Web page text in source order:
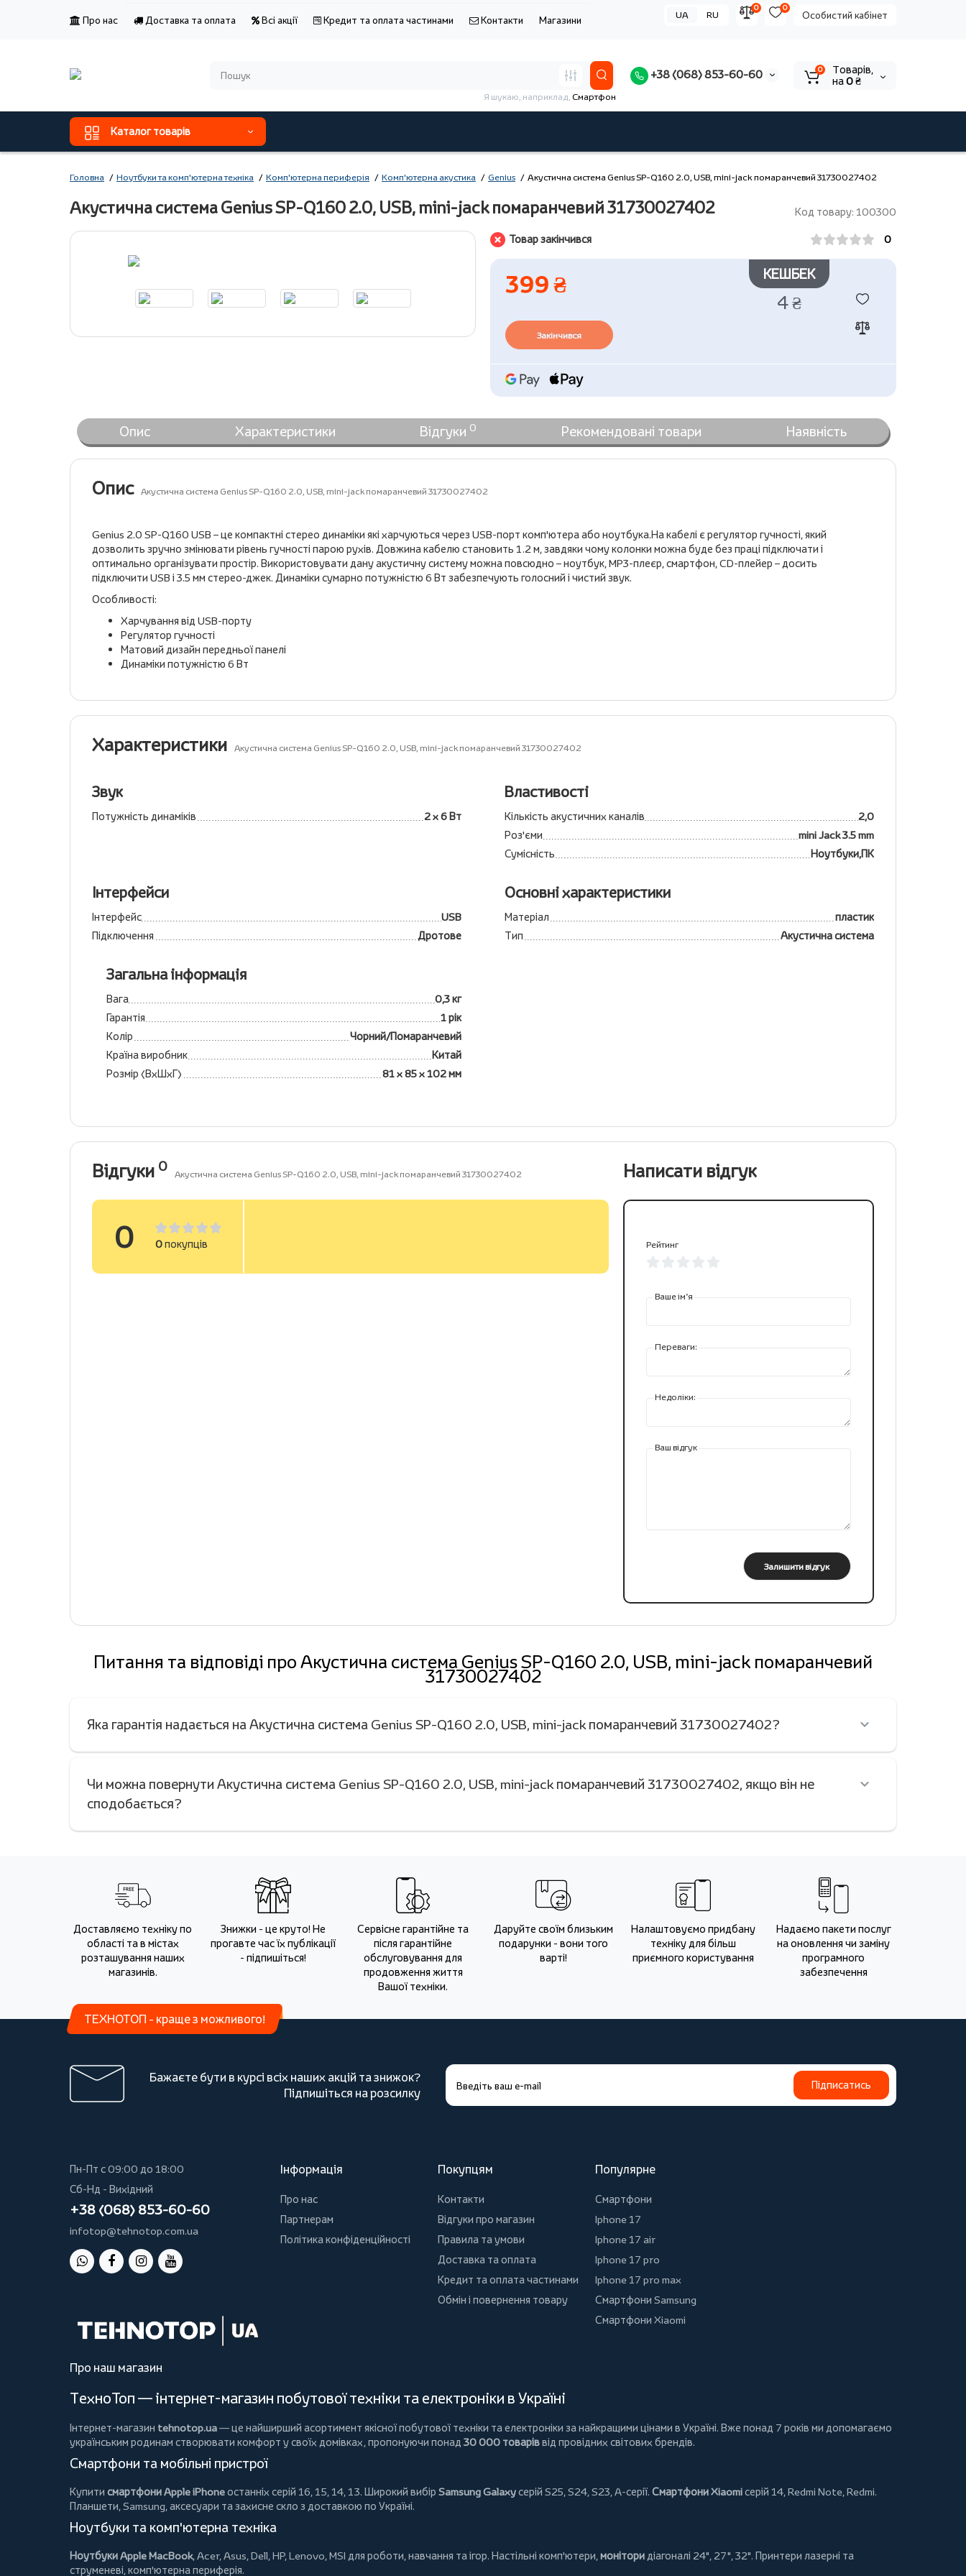
Про нас Доставка та оплата Всі акції Кредит та оплата частинами Контакти Магазини Особистий кабінет
0
0
UA RU
+38 (068) 853-60-60
Я шукаю, наприклад,Смартфон
0
Tоварів,
на0 ₴
Каталог товарів
Головна Ноутбуки та комп'ютерна техніка Комп'ютерна периферія Комп'ютерна акустика Genius Акустична система Genius SP-Q160 2.0, USB, mini-jack помаранчевий 31730027402
Код товару: 100300
Акустична система Genius SP-Q160 2.0, USB, mini-jack помаранчевий 31730027402
Товар закінчився 0
399 ₴ КЕШБЕК
4 ₴
Закінчився
Опис Характеристики Відгуки 0 Рекомендовані товари Наявність
Опис Акустична система Genius SP-Q160 2.0, USB, mini-jack помаранчевий 31730027402
Genius 2.0 SP-Q160 USB – це компактні стерео динаміки які харчуються через USB-порт комп'ютера або ноутбука.На кабелі є регулятор гучності, який
дозволить зручно змінювати рівень гучності парою рухів. Довжина кабелю становить 1.2 м, завдяки чому колонки можна буде без праці підключати і
оптимально організувати простір. Використовувати дану акустичну систему можна повсюдно – ноутбук, MP3-плеєр, смартфон, CD-плейер – досить
підключити USB і 3.5 мм стерео-джек. Динаміки сумарно потужністю 6 Вт забезпечують голосний і чистий звук.
Особливості:
Харчування від USB-порту
Регулятор гучності
Матовий дизайн передньої панелі
Динаміки потужністю 6 Вт
Характеристики Акустична система Genius SP-Q160 2.0, USB, mini-jack помаранчевий 31730027402
Звук
Потужність динаміків 2 x 6 Вт
Властивості
Кількість акустичних каналів
2,0
Роз'єми
mini Jack 3.5 mm
Сумісність
Ноутбуки,ПК
Інтерфейси
Інтерфейс
USB
Підключення
Дротове
Основні характеристики
Матеріал
пластик
Тип
Акустична система
Загальна інформація
Вага
0,3 кг
Гарантія
1 рік
Колір
Чорний/Помаранчевий
Країна виробник
Китай
Розмір (ВхШхГ)
81 x 85 x 102 мм
Відгуки 0 Акустична система Genius SP-Q160 2.0, USB, mini-jack помаранчевий 31730027402
0 0покупців
Написати відгук
Рейтинг
Ваше ім’я
Переваги:
Недоліки:
Ваш відгук
Залишити відгук
Питання та відповіді про Акустична система Genius SP-Q160 2.0, USB, mini-jack помаранчевий
31730027402
Яка гарантія надається на Акустична система Genius SP-Q160 2.0, USB, mini-jack помаранчевий 31730027402?
Чи можна повернути Акустична система Genius SP-Q160 2.0, USB, mini-jack помаранчевий 31730027402, якщо він не
сподобається?
Доставляємо техніку по
області та в містах
розташування наших
магазинів.
Знижки - це круто! Не
прогавте час їх публікації
- підпишіться!
Сервісне гарантійне та
після гарантійне
обслуговування для
продовження життя
Вашої техніки.
Даруйте своїм близьким
подарунки - вони того
варті!
Налаштовуємо придбану
техніку для більш
приємного користування
Надаємо пакети послуг
на оновлення чи заміну
програмного
забезпечення
ТЕХНОТОП - краще з можливого!
Бажаєте бути в курсі всіх наших акцій та знижок?
Підпишіться на розсилку
Підписатись
Пн-Пт с 09:00 до 18:00
Сб-Нд - Вихідний
+38 (068) 853-60-60
infotop@tehnotop.com.ua
Інформація
Про нас
Партнерам
Політика конфіденційності
Покупцям
Контакти
Відгуки про магазин
Правила та умови
Доставка та оплата
Кредит та оплата частинами
Обмін і повернення товару
Популярне
Смартфони
Iphone 17
Iphone 17 air
Iphone 17 pro
Iphone 17 pro max
Смартфони Samsung
Смартфони Xiaomi
Про наш магазин
ТехноТоп — інтернет-магазин побутової техніки та електроніки в Україні
Інтернет-магазин tehnotop.ua— це найширший асортимент якісної побутової техніки та електроніки за найкращими цінами в Україні. Вже понад 7 років ми допомагаємо
українським родинам створювати комфорт у своїх домівках, пропонуючи понад 30 000 товаріввід провідних світових брендів.
Смартфони та мобільні пристрої
Купити смартфони Apple iPhoneостанніх серій 16, 15, 14, 13. Широкий вибір Samsung Galaxyсерій S25, S24, S23, A-серії. Смартфони Xiaomiсерій 14, Redmi Note, Redmi.
Планшети, Samsung, аксесуари тазахисне скло з доставкою по Україні.
Ноутбуки та комп'ютерна техніка
Ноутбуки Apple MacBook,Acer,Asus,Dell,HP,Lenovo,MSI для роботи, навчання та ігор. Настільні комп'ютери,моніторидіагоналі 24", 27", 32". Принтери лазерні та
струменеві, комп'ютерна периферія.